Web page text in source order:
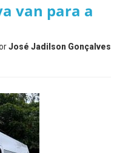
van para a
José Jadilson Gonçalves